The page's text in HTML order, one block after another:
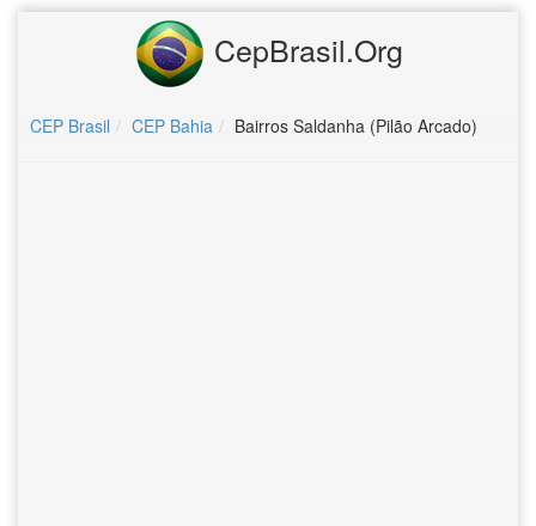
CepBrasil.Org
CEP Brasil CEP Bahia Bairros Saldanha (Pilão Arcado)